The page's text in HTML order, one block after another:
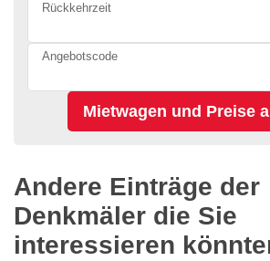
Rückkehrzeit
Angebotscode
Andere Einträge der
Denkmäler die Sie
interessieren